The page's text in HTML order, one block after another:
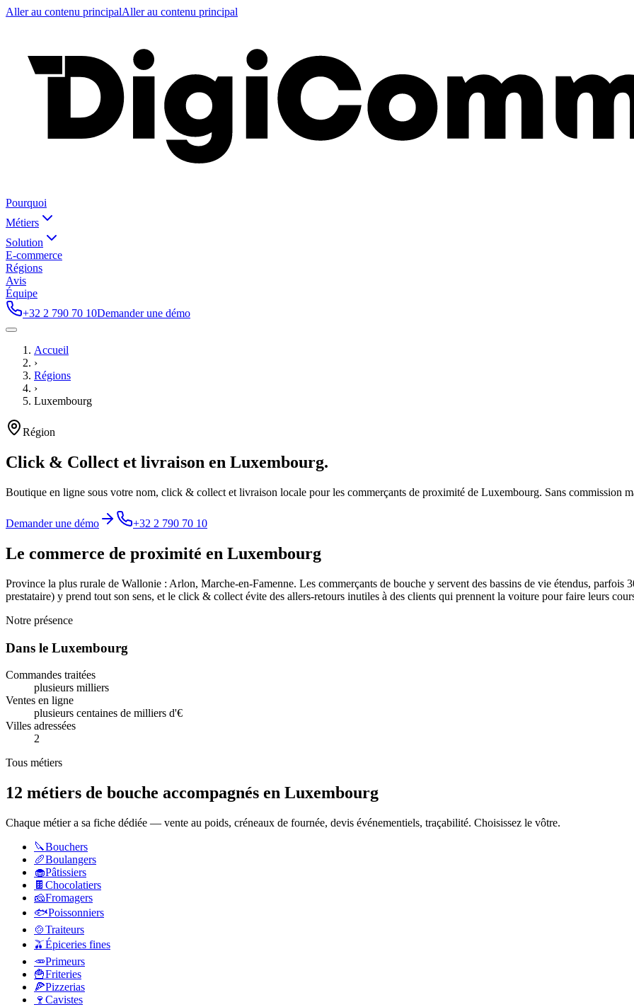
Aller au contenu principalAller au contenu principal
Pourquoi
Métiers
Solution
E-commerce
Régions
Avis
Équipe
+32 2 790 70 10Demander une démo
Accueil
›
Régions
›
Luxembourg
Région
Click & Collect et livraison en Luxembourg.
Boutique en ligne sous votre nom, click & collect et livraison locale pour les commerçants de proximité de Luxembourg. Sans commission
Demander une démo +32 2 790 70 10
Le commerce de proximité en Luxembourg
Province la plus rurale de Wallonie : Arlon, Marche-en-Famenne. Les commerçants de bouche y servent des bassins de vie étendus,
prestataire) y prend tout son sens, et le click & collect évite des allers-retours inutiles à des clients qui prennent la voiture pour faire leurs
Notre présence
Dans le Luxembourg
Commandes traitées
plusieurs milliers
Ventes en ligne
plusieurs centaines de milliers d'€
Villes adressées
2
Tous métiers
12 métiers de bouche accompagnés en Luxembourg
Chaque métier a sa fiche dédiée — vente au poids, créneaux de fournée, devis événementiels, traçabilité. Choisissez le vôtre.
🔪Bouchers
🥖Boulangers
🧁Pâtissiers
🍫 Chocolatiers
🧀Fromagers
🐟Poissonniers
🍲Traiteurs
🫒Épiceries fines
🥕Primeurs
🍟Friteries
🍕Pizzerias
🍷 Cavistes